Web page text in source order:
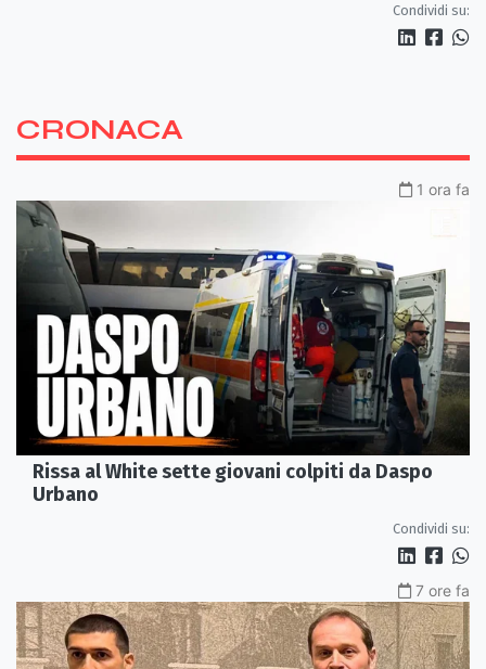
Condividi su:
CRONACA
1 ora fa
Rissa al White sette giovani colpiti da Daspo
Urbano
Condividi su:
7 ore fa